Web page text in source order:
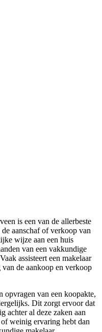
is een van de allerbeste
aanschaf of verkoop van
wijze aan een huis
van een vakkundige
assisteert een makelaar
de aankoop en verkoop
opvragen van een koopakte,
Dit zorgt ervoor dat
achter al deze zaken aan
weinig ervaring hebt dan